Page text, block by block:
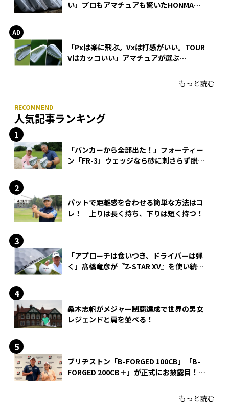
い」プロもアマチュアも驚いたHONMA
「Pxは楽に飛ぶ。Vxは打感がいい。TOUR
Vはカッコいい」アマチュアが選ぶ
もっと読む
人気記事ランキング
「バンカーから全部出た！」フォーティー
ン「FR-3」ウェッジなら砂に刺さらず脱出
パットで距離感を合わせる簡単な方法はコ
レ！ 上りは長く持ち、下りは短く持つ！
「アプローチは食いつき、ドライバーは弾
く」髙橋竜彦が『Z-STAR XV』を使い続け
桑木志帆がメジャー制覇達成で世界の男女
レジェンドと肩を並べる！
ブリヂストン「B-FORGED 100CB」「B-
FORGED 200CB＋」が正式にお披露目！
もっと読む